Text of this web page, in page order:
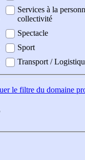
Services à la
collectivité
Spectacle
Sport
Transport /
le filtre du domaine